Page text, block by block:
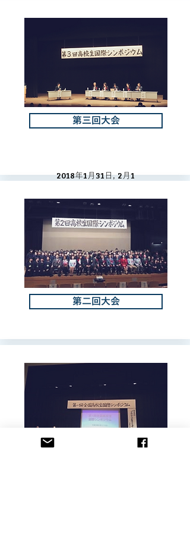
大会実施報告書(PDF)が表示されます.
大会冊子のご購入はこちらよりお申込み
第三回大会
2018年1月31日,2月1
サンエールかごしま
第二回大会